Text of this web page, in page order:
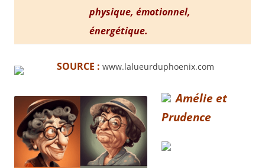
physique, émotionnel,
énergétique.
SOURCE : www.lalueurduphoenix.com
Amélie et
Prudence